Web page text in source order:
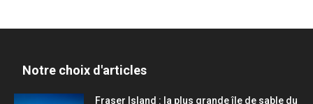
Notre choix d'articles
Fraser Island : la plus grande île de sable du